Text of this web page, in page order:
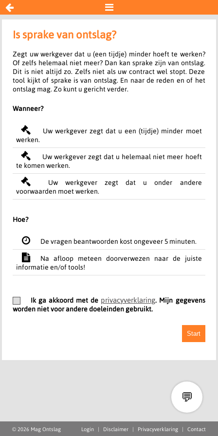
 
Ontslag?
Resultaat
Is sprake van ontslag?
Zegt uw werkgever dat u (een tijdje) minder hoeft te werken?
Of zelfs helemaal niet meer? Dan kan sprake zijn van ontslag.
Dit is niet altijd zo. Zelfs niet als uw contract wel stopt. Deze
tool kijkt of sprake is van ontslag. En naar de reden en of het
ontslag mag. Zo kunt u gericht verder.
Wanneer?
Uw werkgever zegt dat u een (tijdje) minder moet
werken.
Uw werkgever zegt dat u helemaal niet meer hoeft
te komen werken.
Uw werkgever zegt dat u onder andere
voorwaarden moet werken.
Hoe?
De vragen beantwoorden kost ongeveer 5 minuten.
Na afloop meteen doorverwezen naar de juiste
informatie en/of tools!
Ik ga akkoord met de privacyverklaring. Mijn gegevens
worden niet voor andere doeleinden gebruikt.
Start
© 2026 Mag Ontslag Contact
Privacyverklaring |
Disclaimer
Login
💬